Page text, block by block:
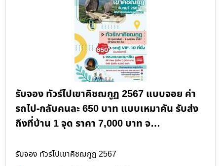
รับจอง ทัวร์ไปเขาคิชฌกูฏ 2567 แบบจอย ค่า
รถไป-กลับคนละ 650 บาท แบบเหมาคัน รับส่ง
ถึงที่บ้าน 1 จุด ราคา 7,000 บาท จ…
รับจอง ทัวร์ไปเขาคิชฌกูฏ 2567